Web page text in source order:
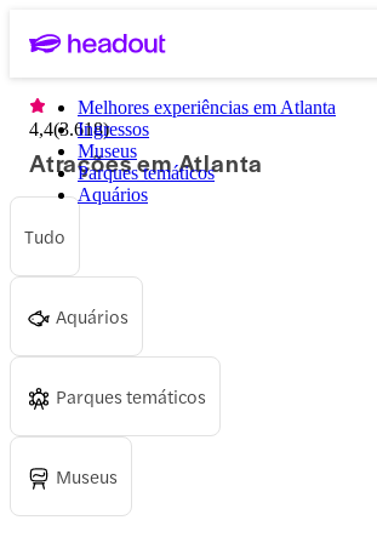
Melhores experiências em Atlanta
Ingressos
Museus
Parques temáticos
Aquários
4,4(3.618)
Atrações em Atlanta
Tudo
Aquários
Parques temáticos
Museus